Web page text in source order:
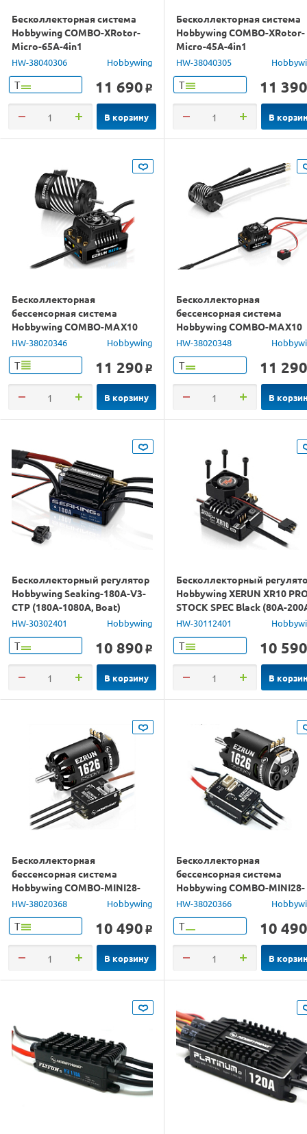
Бесколлекторная система
Hobbywing COMBO-XRotor-
Micro-65A-4in1
ESC&FC(BL32/F7)
HW-38040306 Hobbywing
Т 11 690 o
В корзину
Бесколлекторная система
Hobbywing COMBO-XRotor-
Micro-45A-4in1
ESC&FC(BL32/F7)
HW-38040305
Т 11 390
В
Бесколлекторная
бессенсорная система
Hobbywing COMBO-MAX10
G2-80A&3652SD-3300KV-G3
влагозащита
HW-38020346 Hobbywing
Т 11 290 o
В корзину
Бесколлекторная
бессенсорная система
Hobbywing COMBO-MAX10
G2-80A&3652SD-5400KV-G3
влагозащита
HW-38020348
Т 11 290
В
Бесколлекторный регулятор
Hobbywing Seaking-180A-V3-
CTP (180A-1080A, Boat)
влагозащищённый
HW-30302401 Hobbywing
Т 10 890 o
В корзину
Бесколлекторный
Hobbywing XERUN XR10
STOCK SPEC Black (80A-
1/10, 1/12)
HW-30112401
Т 10 590
В
Бесколлекторная
бессенсорная система
Hobbywing COMBO-MINI28-
1626SD-6500KV (30A, 1/28)
влагозащита
HW-38020368 Hobbywing
Т 10 490 o
В корзину
Бесколлекторная
бессенсорная система
Hobbywing COMBO-MINI28-
1626SD-3500KV (30A, 1/28)
влагозащита
HW-38020366
Т 10 490
В